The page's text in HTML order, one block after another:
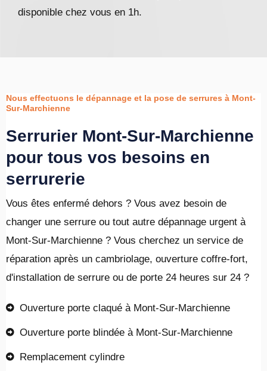
disponible chez vous en 1h.
Nous effectuons le dépannage et la pose de serrures à Mont-
Sur-Marchienne
Serrurier Mont-Sur-Marchienne
pour tous vos besoins en
serrurerie
Vous êtes enfermé dehors ? Vous avez besoin de
changer une serrure ou tout autre dépannage urgent à
Mont-Sur-Marchienne ? Vous cherchez un service de
réparation après un cambriolage, ouverture coffre-fort,
d'installation de serrure ou de porte 24 heures sur 24 ?
Ouverture porte claqué à Mont-Sur-Marchienne
Ouverture porte blindée à Mont-Sur-Marchienne
Remplacement cylindre